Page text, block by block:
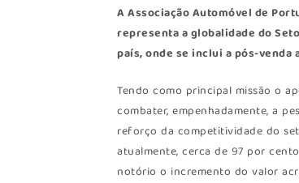
A Associação Automóvel de
representa a globalidade do
país, onde se inclui a pós-venda
Tendo como principal missão o
combater, empenhadamente, a
reforço da competitividade do
atualmente, cerca de 97 por
notório o incremento do valor